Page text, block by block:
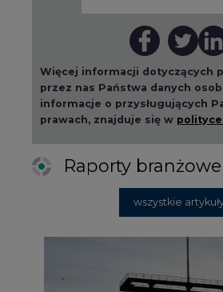
Więcej informacji dotyczących
przez nas Państwa danych
informacje o przysługujących
prawach, znajduje się w
Raporty branżowe
wszystkie